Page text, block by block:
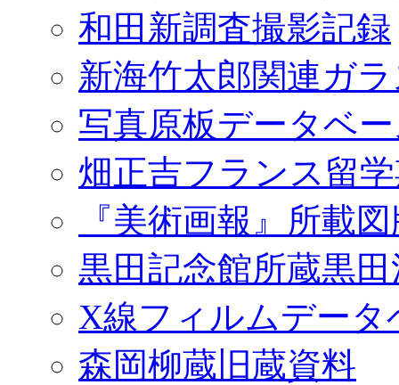
和田新調査撮影記録
新海竹太郎関連ガ
写真原板データベ
畑正吉フランス留
『美術画報』所載
黒田記念館所蔵黒
X線フィルムデータ
森岡柳蔵旧蔵資料